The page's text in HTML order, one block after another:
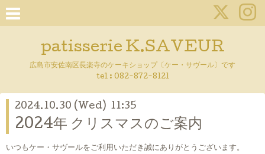
patisserie K.SAVEUR
広島市安佐南区長楽寺のケーキショップ〔ケー・サヴール〕です
tel : 082-872-8121
2024.10.30 (Wed) 11:35
2024年 クリスマスのご案内
いつもケー・サヴールをご利用いただき誠にありがとうございます。